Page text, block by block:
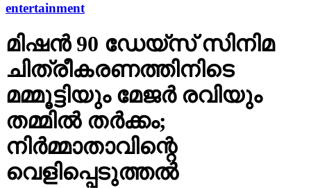
entertainment
മിഷന്‍ 90 ഡേയ്‌സ് സിനിമ
ചിത്രീകരണത്തിനിടെ
മമ്മൂട്ടിയും മേജര്‍ രവിയും
തമ്മില്‍ തര്‍ക്കം;
നിര്‍മ്മാതാവിന്റെ
വെളിപ്പെടുത്തല്‍